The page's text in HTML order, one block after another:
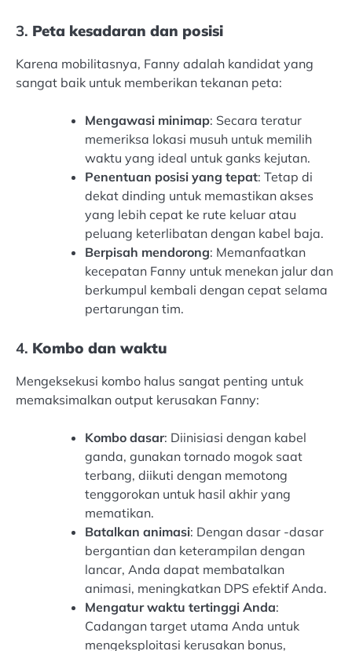
3. Peta kesadaran dan posisi
Karena mobilitasnya, Fanny adalah kandidat yang
sangat baik untuk memberikan tekanan peta:
Mengawasi minimap: Secara teratur
memeriksa lokasi musuh untuk memilih
waktu yang ideal untuk ganks kejutan.
Penentuan posisi yang tepat: Tetap di
dekat dinding untuk memastikan akses
yang lebih cepat ke rute keluar atau
peluang keterlibatan dengan kabel baja.
Berpisah mendorong: Memanfaatkan
kecepatan Fanny untuk menekan jalur dan
berkumpul kembali dengan cepat selama
pertarungan tim.
4. Kombo dan waktu
Mengeksekusi kombo halus sangat penting untuk
memaksimalkan output kerusakan Fanny:
Kombo dasar: Diinisiasi dengan kabel
ganda, gunakan tornado mogok saat
terbang, diikuti dengan memotong
tenggorokan untuk hasil akhir yang
mematikan.
Batalkan animasi: Dengan dasar -dasar
bergantian dan keterampilan dengan
lancar, Anda dapat membatalkan
animasi, meningkatkan DPS efektif Anda.
Mengatur waktu tertinggi Anda:
Cadangan target utama Anda untuk
mengeksploitasi kerusakan bonus,